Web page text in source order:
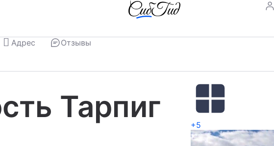
Адрес Отзывы
Тарпиг
+5